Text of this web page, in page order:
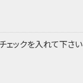
ックを入れて下さい